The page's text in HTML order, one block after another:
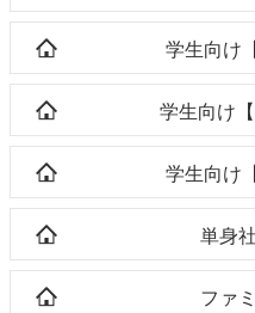
学生向け
学生向け
学生向け
単身
ファ